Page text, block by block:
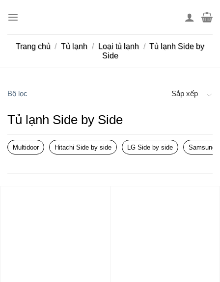
Trang chủ / Tủ lạnh / Loại tủ lạnh / Tủ lạnh Side by
Side
Bộ lọc Sắp xếp
Tủ lạnh Side by Side
Multidoor Hitachi Side by side LG Side by side Samsung